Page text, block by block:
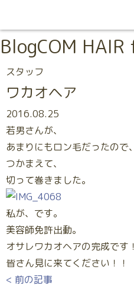
BlogCOM
スタッフ
ワカオヘア
2016.08.25
若男さんが、
あまりにもロン毛だったので、
つかまえて、
切って巻きました。
私が、です。
美容師免許出動。
オサレワカオヘアの完成です！
皆さん見に来てください！！
< 前の記事